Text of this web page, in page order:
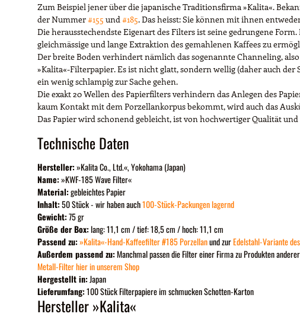
Zum Beispiel jener über die japanische Traditionsfirma »Kalita«.
der Nummer#155 und#185. Das heisst: Sie können mit ihnen
Die herausstechendste Eigenart des Filters ist seine gedrungene
gleichmässige und lange Extraktion des gemahlenen Kaffees zu
Der breite Boden verhindert nämlich das sogenannte Channeling,
»Kalita«-Filterpapier. Es ist nicht glatt, sondern wellig (daher auch
ein wenig schlampig zur Sache gehen.
Die exakt 20 Wellen des Papierfilters verhindern das Anlegen des
kaum Kontakt mit dem Porzellankorpus bekommt, wird auch das
Das Papier wird schonend gebleicht, ist von hochwertiger Qualität
Technische Daten
Hersteller:»Kalita Co., Ltd.«, Yokohama (Japan)
Name:»KWF-185 Wave Filter«
Material:gebleichtes Papier
Inhalt:50 Stück - wir haben auch100-Stück-Packungen lagernd
Gewicht:75 gr
Größe der Box:lang: 11,1 cm / tief: 18,5 cm / hoch: 11,1 cm
Passend zu:»Kalita«-Hand-Kaffeefilter #185 Porzellanund zurEdelstahl-Variante
Außerdem passend zu:Manchmal passen die Filter einer Firma zu Produkten
Metall-Filter hier in unserem Shop
Hergestellt in: Japan
Lieferumfang:100 Stück Filterpapiere im schmucken Schotten-Karton
Hersteller »Kalita«